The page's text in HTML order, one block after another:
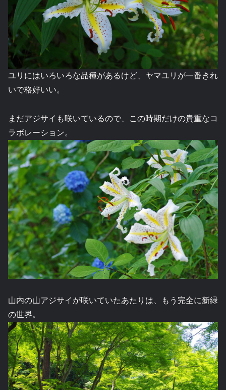
ユリにはいろいろな品種があるけど、ヤマユリが一番きれ
いで格好いい。
まだアジサイも咲いているので、この時期だけの貴重なコ
ラボレーション。
山内の山アジサイが咲いていたあたりは、もう完全に新緑
の世界。